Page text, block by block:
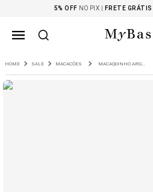
5% OFF NO PIX | FRETE GRÁTIS
SALE MACACÕES MACAQUINHO ARGUIN DIJON